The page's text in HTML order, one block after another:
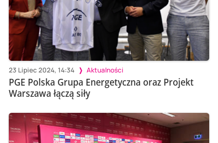
23 Lipiec 2024, 14:34 Aktualności
PGE Polska Grupa Energetyczna oraz Projekt
Warszawa łączą siły